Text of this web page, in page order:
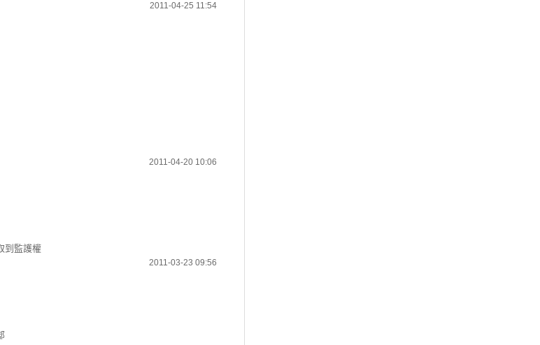
2011-04-25 11:54
2011-04-20 10:06
到監護權
2011-03-23 09:56